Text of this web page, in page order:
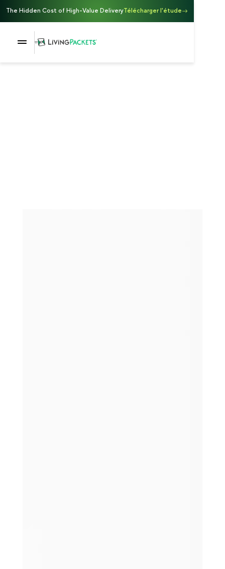
The Hidden Cost of High-Value DeliveryTélécharger l'étude